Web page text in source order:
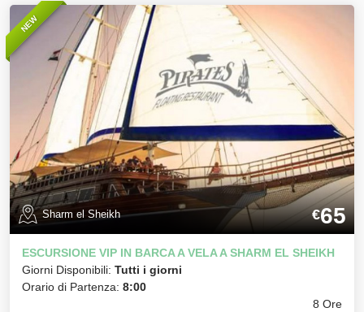
NEW
Sharm el Sheikh €65
ESCURSIONE VIP IN BARCA A VELA A SHARM EL SHEIKH
Giorni Disponibili: Tutti i giorni
Orario di Partenza: 8:00
8 Ore